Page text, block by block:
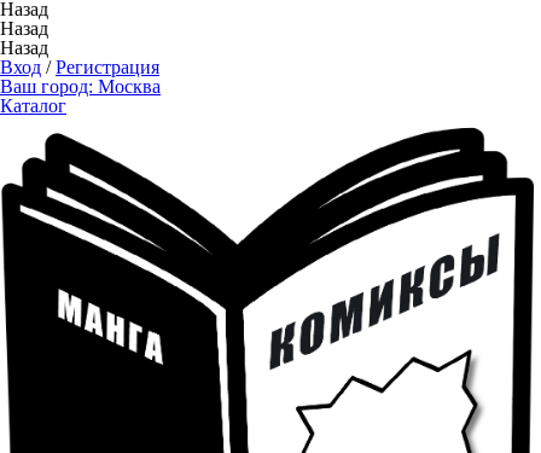
Назад
Назад
Назад
Вход /Регистрация
Ваш город: Москва
Каталог